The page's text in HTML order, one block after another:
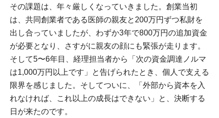
その課題は、年々厳しくなっていきました。創業当初
は、共同創業者である医師の親友と200万円ずつ私財を
出し合っていましたが、わずか3年で800万円の追加資金
が必要となり、さすがに親友の顔にも緊張が走ります。
そして5〜6年目、経理担当者から「次の資金調達ノルマ
は1,000万円以上です」と告げられたとき、個人で支える
限界を感じました。そしてついに、「外部から資本を入
れなければ、これ以上の成長はできない」と、決断する
日が来たのです。